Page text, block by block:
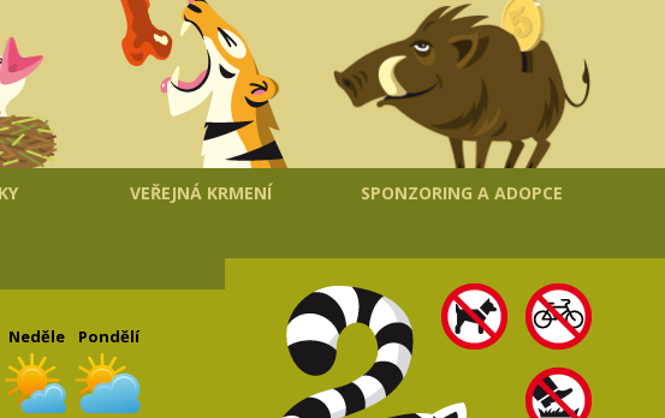
VEŘEJNÁ KRMENÍ SPONZORING A ADOPCE
Neděle Pondělí